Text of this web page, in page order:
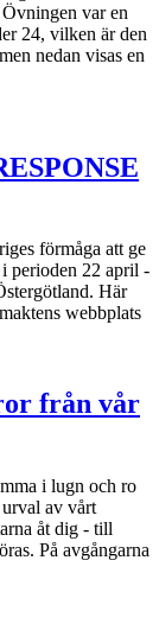
var en
24, vilken är den
nedan visas en
förmåga att ge
perioden 22 april -
Här
webbplats
från vår
i lugn och ro
av vårt
åt dig - till
På avgångarna